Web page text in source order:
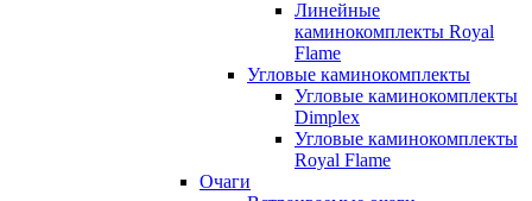
Линейные
каминокомплекты Royal
Flame
Угловые каминокомплекты
Угловые каминокомплекты
Dimplex
Угловые каминокомплекты
Royal Flame
Очаги